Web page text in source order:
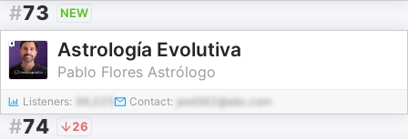
#73 NEW
Astrología Evolutiva
Pablo Flores Astrólogo
Listeners: Contact: pod362@abc.com
#74 26